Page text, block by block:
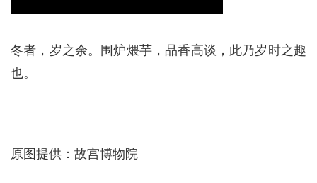
冬者，岁之余。围炉煨芋，品香高谈，此乃岁时之趣
也。
原图提供：故宫博物院